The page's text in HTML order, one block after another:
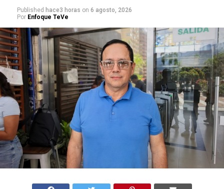
Published hace3 horas on 6 agosto, 2026
Por Enfoque TeVe